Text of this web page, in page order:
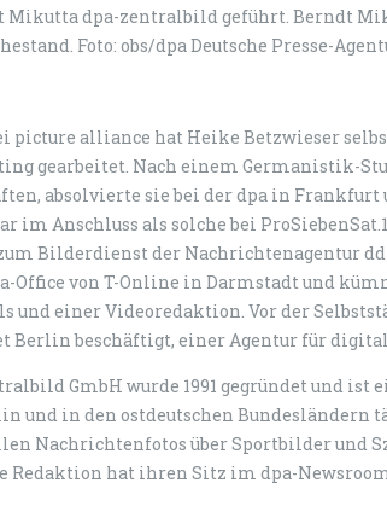
Mikutta dpa-zentralbild geführt. Berndt
Foto: obs/dpa Deutsche Presse-
picture alliance hat Heike Betzwieser
gearbeitet. Nach einem Germanistik-
absolvierte sie bei der dpa in
im Anschluss als solche bei
Bilderdienst der Nachrichtenagentur
Office von T-Online in Darmstadt und
und einer Videoredaktion. Vor der
Berlin beschäftigt, einer Agentur für
GmbH wurde 1991 gegründet und
und in den ostdeutschen Bundesländern
Nachrichtenfotos über Sportbilder und
Redaktion hat ihren Sitz im dpa-